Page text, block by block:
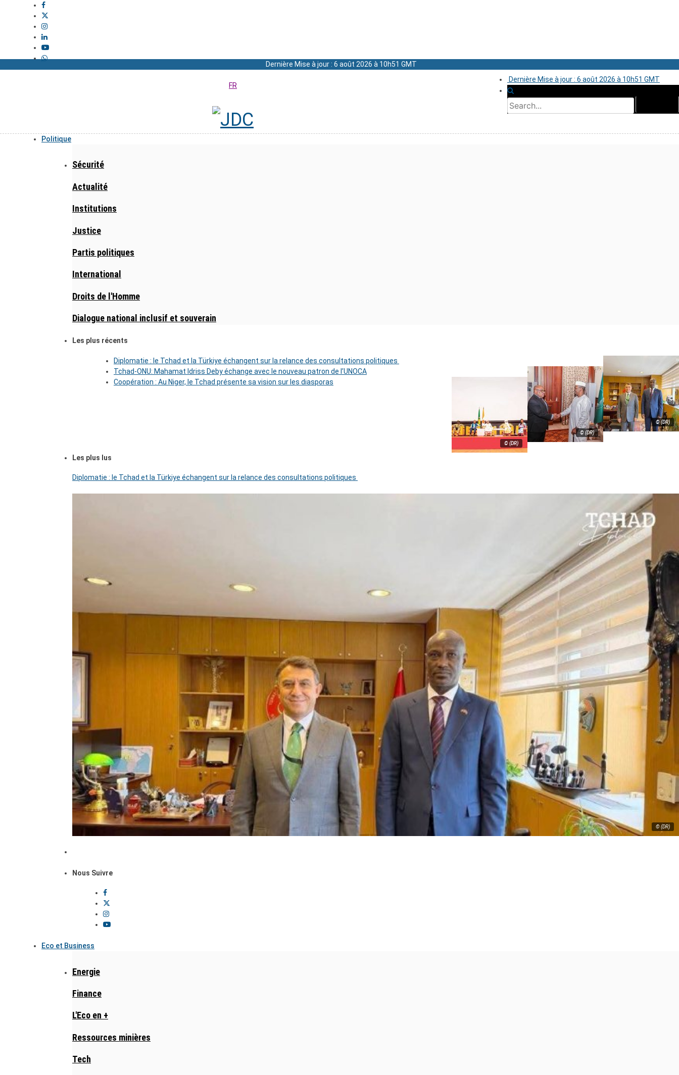
Dernière Mise à jour : 6 août 2026 à 10h51 GMT
Dernière Mise à jour : 6 août 2026 à 10h51 GMT
FR
Politique
Sécurité
Actualité
Institutions
Justice
Partis politiques
International
Droits de l'Homme
Dialogue national inclusif et souverain
Les plus récents
© (DR)
Diplomatie : le Tchad et la Türkiye échangent sur la relance des consultations politiques
© (DR)
Tchad-ONU: Mahamat Idriss Deby échange avec le nouveau patron de l’UNOCA
© (DR)
Coopération : Au Niger, le Tchad présente sa vision sur les diasporas
Les plus lus
Diplomatie : le Tchad et la Türkiye échangent sur la relance des consultations politiques
© (DR)
Nous Suivre
Eco et Business
Energie
Finance
L'Eco en +
Ressources minières
Tech